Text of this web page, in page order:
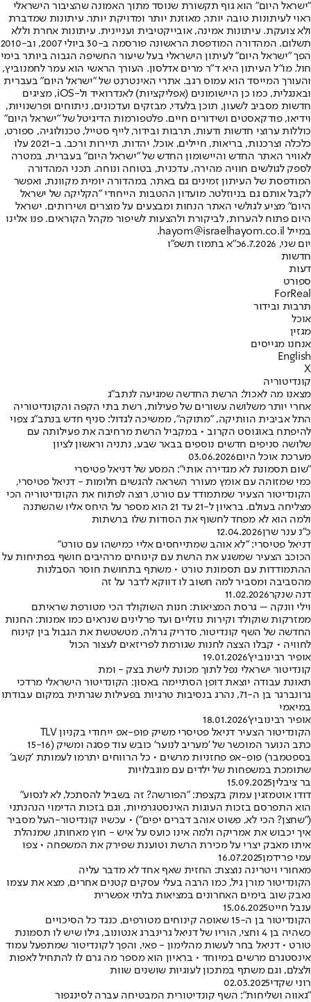
"ישראל היום" הוא גוף תקשורת שנוסד מתוך האמונה שהציבור הישראלי
ראוי לעיתונות טובה יותר, מאוזנת יותר ומדויקת יותר. עיתונות שמדברת
ולא צועקת. עיתונות אמינה, אובייקטיבית ועניינית. עיתונות אחרת וללא
תשלום. המהדורה המודפסת הראשונה פורסמה ב-30 ביולי 2007, וב-2010
הפך "ישראל היום" לעיתון הישראלי בעל שיעור החשיפה הגבוה ביותר בימי
חול. מו"ל העיתון היא ד"ר מרים אדלסון. העורך הראשי הוא עמר לחמנוביץ,
והעורך המייסד הוא עמוס רגב. אתרי האינטרנט של "ישראל היום" בעברית
ובאנגלית, כמו כן היישומונים (אפליקציות) לאנדרואיד ול-iOS, מציגים
חדשות מסביב לשעון, תוכן בלעדי, מבזקים ועדכונים, ניתוחים ופרשנויות,
וידיאו, פודקאסטים ושידורים חיים. פלטפורמות הדיגיטל של "ישראל היום"
כוללות ערוצי חדשות ודעות, תרבות ובידור, לייף סטייל, טכנולוגיה, ספורט,
כלכלה וצרכנות, בריאות, חיילים, אוכל, יהדות, תיירות ורכב. ב-2021 עלו
לאוויר האתר החדש והיישומון החדש של "ישראל היום" בעברית, במטרה
לספק לגולשים חוויה מהירה, עדכנית, בטוחה ונוחה. תכני המהדורה
המודפסת של העיתון זמינים גם באתר, במהדורה יומית מקוונת, ואפשר
לקבל אותם גם בניוזלטר. מועדון ההטבות הייחודי "הקליקה של ישראל
היום" מציע לגולשי האתר הנחות ומבצעים על מוצרים ושירותים. ישראל
היום פתוח להערות, לביקורת ולהצעות לשיפור מקהל הקוראים. פנו אלינו
במייל hayom@israelhayom.co.il.
יום שני, 6.7.2026
כ"א בתמוז תשפ"ו
חדשות
דעות
ספורט
ForReal
תרבות ובידור
אוכל
מגזין
אנחנו מגייסים
English
X
קונדיטוריה
מצאנו מה לאכול: הרשת החדשה שמגיעה לנתב"ג
אחרי יותר משלושה עשורים של פעילות, רשת בתי הקפה והקונדיטוריה
התל אביבית הוותיקה, "מתוקה", ממשיכה לגדול: סניף חדש בנתב"ג צפוי
להיפתח באוגוסט הקרוב • במקביל הרשת מרחיבה את פעילותה עם
שלושה סניפים חדשים נוספים בבאר שבע, נתניה וראשון לציון
מערכת אוכל היום03.06.2026
״שום תסמונת לא מגדירה אותי״: המסע של דניאל פטיסרי
כמי שמזוהה עם אומץ מעורר השראה להגשים חלומות - דניאל פטיסרי,
הקונדיטור הצעיר שמתמודד עם טורט, רוצה לפתוח את הקונדיטוריה הכי
מצליחה בעולם. בראיון ל-21 עד 21 הוא מספר על היחס אליו שהשתנה
ולמה הוא לא מפחד לחשוף את הסודות שלו ברשתות
כ״נ ענר שרן12.04.2026
דניאל פטיסרי: "לא אוהב שמתייחסים אליי כמישהו עם טורט"
הכוכב הצעיר שמשגע את הרשת עם קינוחים מרהיבים חושף בפתיחות על
ההתמודדות עם תסמונת טורט • משתף בתחושת חוסר הסבלנות
מהסביבה ומסביר למה חשוב לו דווקא לדבר על זה
דנה שנקר11.02.2026
וילי וונקה – גרסת המציאות: חנות השוקולד הכי מטורפת שראיתם
ממזרקות שוקולד וקירות נוזליים ועד פרלינים שנראים כמו אמנות: החנות
החדשה של השף קונדיטור, סדריק גרולה, מטשטשת את הגבול בין קינוח
לחוויה • קבלו הצצה לחנות שגורמת לפריזאים לעצור הכול
אופיר רבינוביץ'19.01.2026
קונדיטור ישראלי נפל לתוך מכונת לישת בצק - ומת
תאונת עבודה יוצאת דופן הסתיימה באסון: הקונדיטור הישראלי מרדכי
גרונברגר בן ה-71, נהרג בנסיבות טרגיות בפעילות שגרתית במקום עבודתו
במיאמי
אופיר רבינוביץ'18.01.2026
הקונדיטור הצעיר דניאל פטיסרי משיק פופ-אפ ייחודי בקניון TLV
כתב הנוער המוכשר של ׳מעריב לנוער׳ כובש עוד פסגה ומשיק (15-16
בספטמבר) פופ-אפ פחזניות מרשים • כל הרווחים יתרמו לעמותת ׳קשב׳
שתומכת במשפחות של ילדים עם מוגבלויות
בר ציבלין15.09.2025
דודו אוטמזגין עמוק בקצפת: "הפורשה? זה בשביל להסתכל, לא לנסוע"
הוא התפרסם בזכות העוגות האינסטגרמיות, וגם בזכות הדימוי הנהנתני
("שחצן? הכי לא, פשוט אוהב דברים יפים") • עכשיו קונדיטור-העל מסביר
איך יכבוש את אמריקה ולמה אינו כועס על איש - חוץ מאחותו, שמנהלת
איתו מאבק יצרי על מכירת הרשת וטוענת שפירק את המשפחה • צפו
עמי פרידמן16.07.2025
מאחורי ויטרינה נוצצת: החזית שאף אחד לא מדבר עליה
הקונדיטור מורן גיל, כמו הרבה בעלי עסקים קטנים אחרים, מצא את עצמו
נאבק שוב בימים האחרונים במציאות בלתי אפשרית
ענבל חייט15.06.2025
הקונדיטור בן ה-15 שאופה קינוחים מטורפים, כנגד כל הסיכויים
כשהיה בן 4 וחצי, הוריו של דניאל גרינברג אנטונוב, גילו שיש לו תסמונת
טורט • דניאל בחר לעשות מהלימון - פאי, והפך לקונדיטור שמתפעל עמוד
אינסטגרם מרשים במיוחד • בראיון הוא מספר מה גרם לו להתחיל לאפות
ולצלם, וגם משתף במתכון לעוגיות שושנים שוות
רוני שקדי02.03.2025
"גאווה ושליחות": השף קונדיטורית המבטיחה עברה לסינגפור